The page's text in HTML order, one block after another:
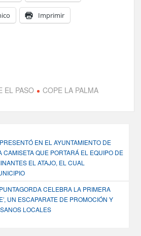
Imprimir
EL PASO COPE LA PALMA
EN EL AYUNTAMIENTO DE
CAMISETA QUE PORTARÁ EL EQUIPO DE
EL ATAJO, EL CUAL
CELEBRA LA PRIMERA
UN ESCAPARATE DE PROMOCIÓN Y
LOCALES